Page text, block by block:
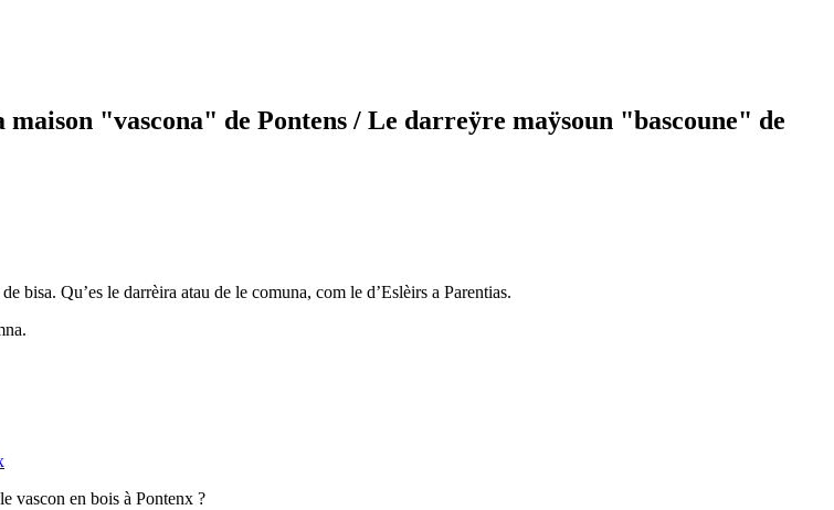
"vascona" de Pontens / Le darreÿre maÿsoun "bascoune" de
bisa. Qu’es le darrèira atau de le comuna, com le d’Eslèirs a Parentias.
vascon en bois à Pontenx ?